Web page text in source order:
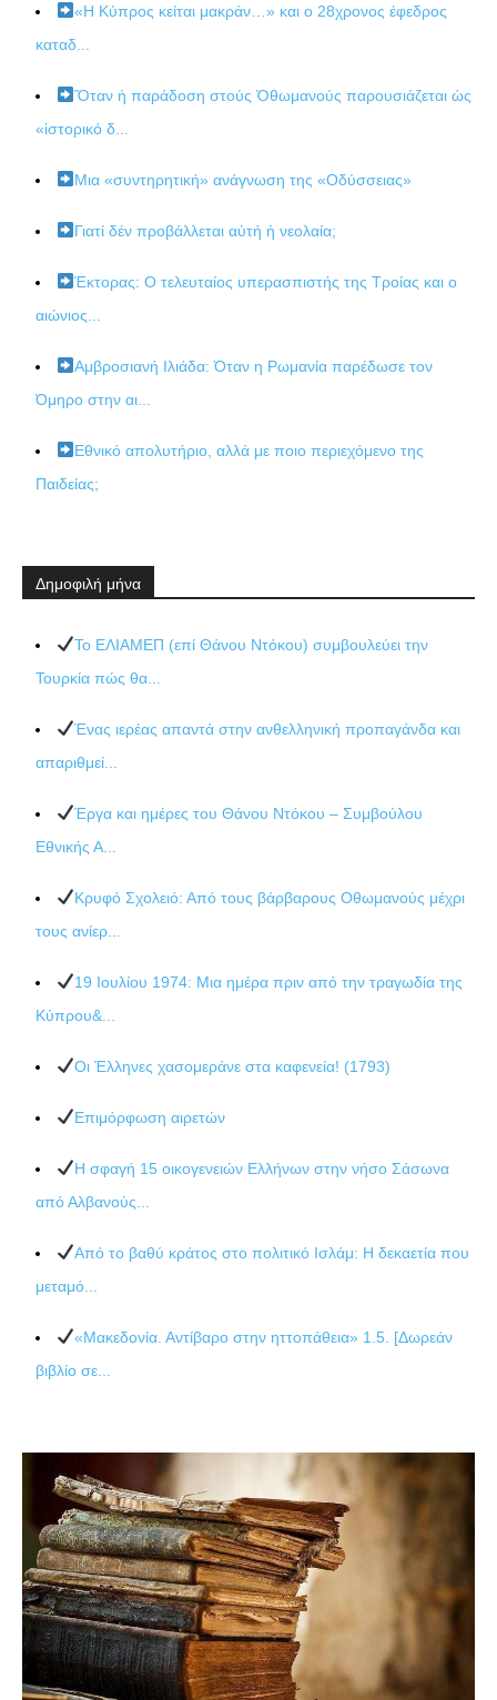
«Η Κύπρος κείται μακράν…» και ο 28χρονος έφεδρος
καταδ...
Ὅταν ἡ παράδοση στούς Ὀθωμανούς παρουσιάζεται ὡς
«ἱστορικό δ...
Μια «συντηρητική» ανάγνωση της «Οδύσσειας»
Γιατί δέν προβάλλεται αὐτή ἡ νεολαία;
Έκτορας: Ο τελευταίος υπερασπιστής της Τροίας και ο
αιώνιος...
Αμβροσιανή Ιλιάδα: Όταν η Ρωμανία παρέδωσε τον
Όμηρο στην αι...
Εθνικό απολυτήριο, αλλά με ποιο περιεχόμενο της
Παιδείας;
Δημοφιλή μήνα
Το ΕΛΙΑΜΕΠ (επί Θάνου Ντόκου) συμβουλεύει την
Τουρκία πώς θα...
Ένας ιερέας απαντά στην ανθελληνική προπαγάνδα και
απαριθμεί...
Έργα και ημέρες του Θάνου Ντόκου – Συμβούλου
Εθνικής Α...
Κρυφό Σχολειό: Από τους βάρβαρους Οθωμανούς μέχρι
τους ανίερ...
19 Ιουλίου 1974: Μια ημέρα πριν από την τραγωδία της
Κύπρου&...
Οι Έλληνες χασομεράνε στα καφενεία! (1793)
Επιμόρφωση αιρετών
Η σφαγή 15 οικογενειών Ελλήνων στην νήσο Σάσωνα
από Αλβανούς...
Από το βαθύ κράτος στο πολιτικό Ισλάμ: Η δεκαετία που
μεταμό...
«Μακεδονία. Αντίβαρο στην ηττοπάθεια» 1.5. [Δωρεάν
βιβλίο σε...